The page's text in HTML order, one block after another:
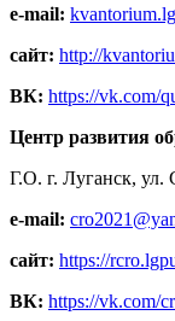
e-mail:
сайт: http://
ВК: https://vk.com/
Центр развития
Г.О. г. Луганск, ул.
e-mail:
сайт: https://
ВК: https://vk.com/